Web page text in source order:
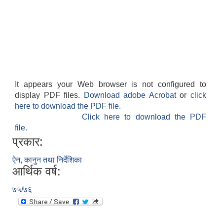
It appears your Web browser is not configured to
display PDF files.
Download adobe Acrobatorclick
here to download the PDF file.
Click here to download the PDF
file.
प्रकार:
ऐन, कानुन तथा निर्देशिका
आर्थिक वर्ष:
७५/७६